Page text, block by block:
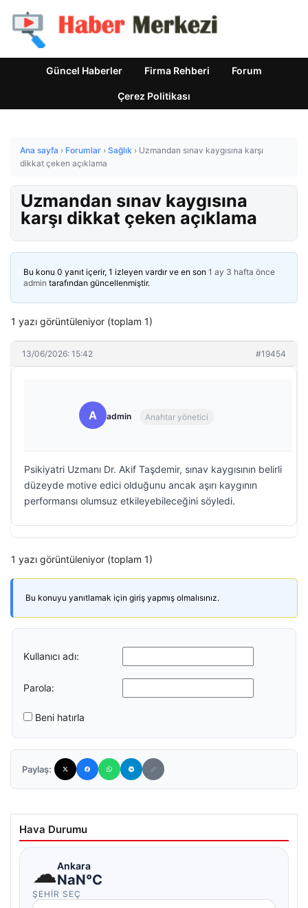
Güncel Haberler Firma Rehberi Forum
Çerez Politikası
Ana sayfa › Forumlar › Sağlık › Uzmandan sınav kaygısına karşı
dikkat çeken açıklama
Uzmandan sınav kaygısına
karşı dikkat çeken açıklama
Bu konu 0 yanıt içerir, 1 izleyen vardır ve en son 1 ay 3 hafta önce
admin tarafından güncellenmiştir.
1 yazı görüntüleniyor (toplam 1)
13/06/2026: 15:42 #19454
A admin Anahtar yönetici
Psikiyatri Uzmanı Dr. Akif Taşdemir, sınav kaygısının belirli
düzeyde motive edici olduğunu ancak aşırı kaygının
performansı olumsuz etkileyebileceğini söyledi.
1 yazı görüntüleniyor (toplam 1)
Bu konuyu yanıtlamak için giriş yapmış olmalısınız.
Kullanıcı adı:
Parola:
Beni hatırla
Paylaş:
Hava Durumu
☁Ankara
NaN°C
ŞEHIR SEÇ